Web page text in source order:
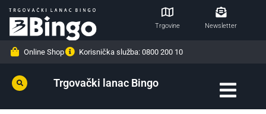
Trgovine Newsletter
Online Shop Korisnička služba: 0800 200 10
Trgovački lanac Bingo